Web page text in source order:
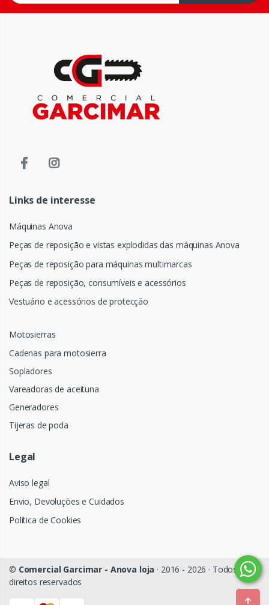
Links de interesse
Máquinas Anova
Peças de reposição e vistas explodidas das máquinas Anova
Peças de reposição para máquinas multimarcas
Peças de reposição, consumíveis e acessórios
Vestuário e acessórios de protecção
Motosierras
Cadenas para motosierra
Sopladores
Vareadoras de aceituna
Generadores
Tijeras de poda
Legal
Aviso legal
Envio, Devoluções e Cuidados
Política de Cookies
© Comercial Garcimar - Anova loja · 2016 - 2026 · Todos os
direitos reservados